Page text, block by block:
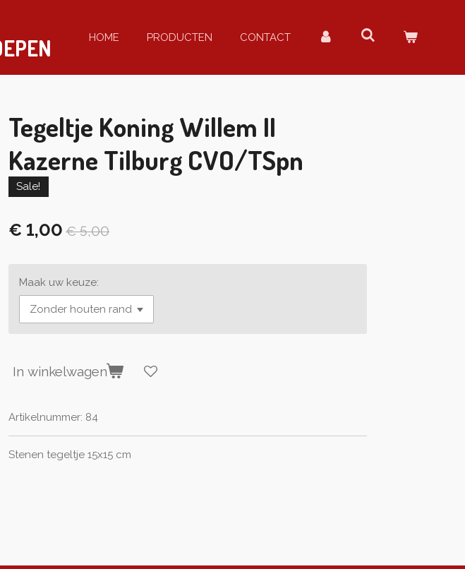
HOME PRODUCTEN CONTACT
Tegeltje Koning Willem II
Kazerne Tilburg CVO/TSpn
Sale!
€ 1,00 € 5,00
Maak uw keuze:
In winkelwagen
Artikelnummer: 84
Stenen tegeltje 15x15 cm